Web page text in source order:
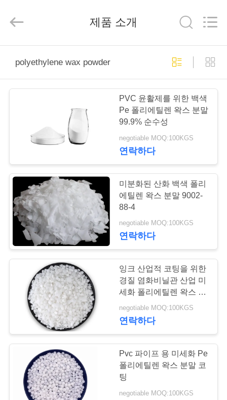
제
리
대
여
행
Taizhou
Liancheng
Chemical
All
Reserved.
제품 소개
polyethylene wax powder
PVC 윤활제를 위한 백색
Pe 폴리에틸렌 왁스 분말
99.9% 순수성
negotiable MOQ:100KGS
연락하다
미분화된 산화 백색 폴리
에틸렌 왁스 분말 9002-
88-4
negotiable MOQ:100KGS
연락하다
잉크 산업적 코팅을 위한
경질 염화비닐관 산업 미
세화 폴리에틸렌 왁스 파
우더
negotiable MOQ:100KGS
연락하다
Pvc 파이프 용 미세화 Pe
폴리에틸렌 왁스 분말 코
팅
negotiable MOQ:100KGS